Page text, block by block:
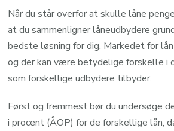
Når du står overfor at skulle låne
at du sammenligner låneudbydere
bedste løsning for dig. Markedet for
og der kan være betydelige forskelle i
som forskellige udbydere tilbyder.
Først og fremmest bør du undersøge
i procent (ÅOP) for de forskellige lån,